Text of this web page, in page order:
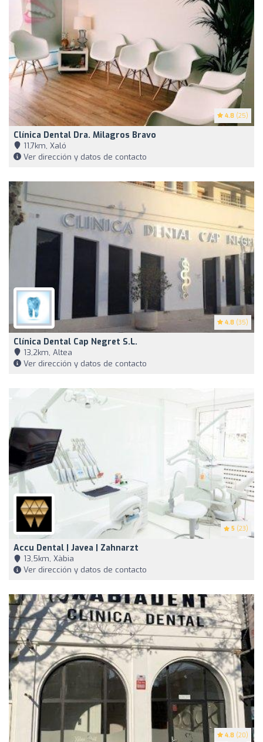
4.8 (25)
Clínica Dental Dra. Milagros Bravo
11,7km, Xaló
Ver dirección y datos de contacto
4.8 (35)
Clínica Dental Cap Negret S.L.
13,2km, Altea
Ver dirección y datos de contacto
5 (23)
Accu Dental | Javea | Zahnarzt
13,5km, Xàbia
Ver dirección y datos de contacto
4.8 (20)